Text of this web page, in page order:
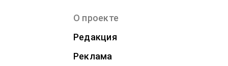
О проекте
Редакция
Реклама